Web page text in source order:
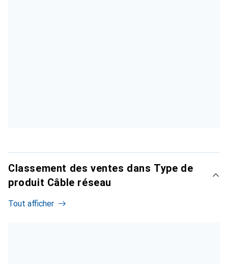
Classement des ventes dans Type de
produit Câble réseau
Tout afficher